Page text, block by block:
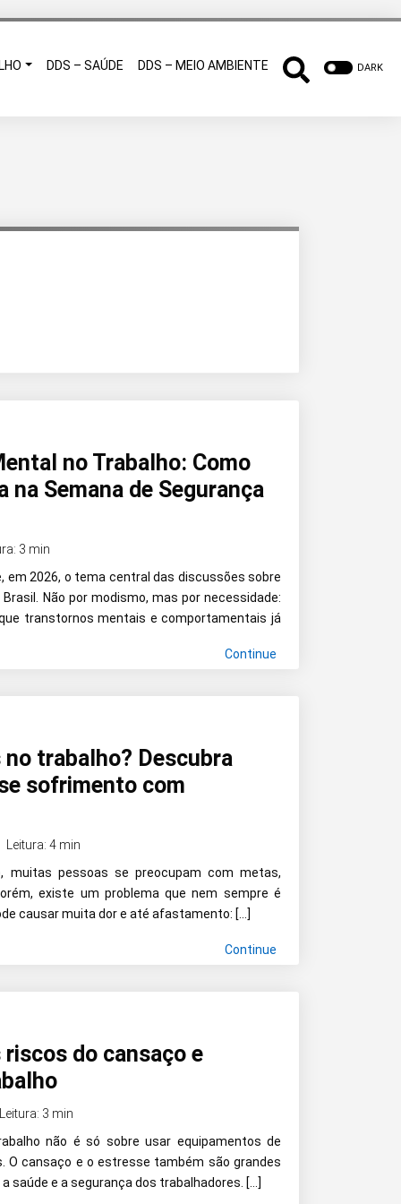
DDS – SAÚDE DDS – MEIO AMBIENTE DARK
no Trabalho: Como
na Semana de Segurança
3 min
em 2026, o tema central das discussões sobre
Não por modismo, mas por necessidade:
transtornos mentais e comportamentais já
Continue
no trabalho? Descubra
sofrimento com
Leitura: 4 min
muitas pessoas se preocupam com metas,
existe um problema que nem sempre é
causar muita dor e até afastamento: […]
Continue
do cansaço e
Leitura: 3 min
não é só sobre usar equipamentos de
O cansaço e o estresse também são grandes
saúde e a segurança dos trabalhadores. […]